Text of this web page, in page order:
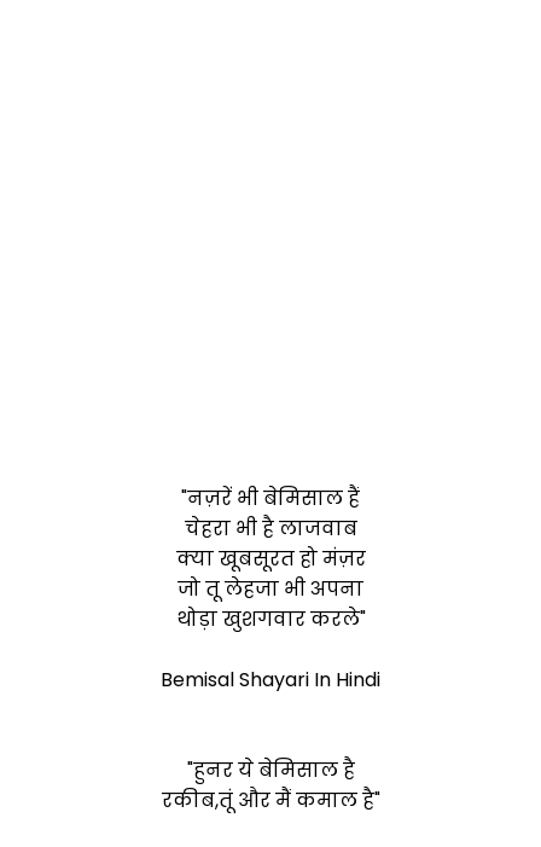
"नज़रें भीबेमिसालहैं
चेहरा भी है लाजवाब
क्या खूबसूरत हो मंज़र
जो तू लेहजा भी अपना
थोड़ा खुशगवार करले"
Bemisal Shayari In Hindi
"हुनर येबेमिसालहै
रकीब,तूं और मैं कमाल है"